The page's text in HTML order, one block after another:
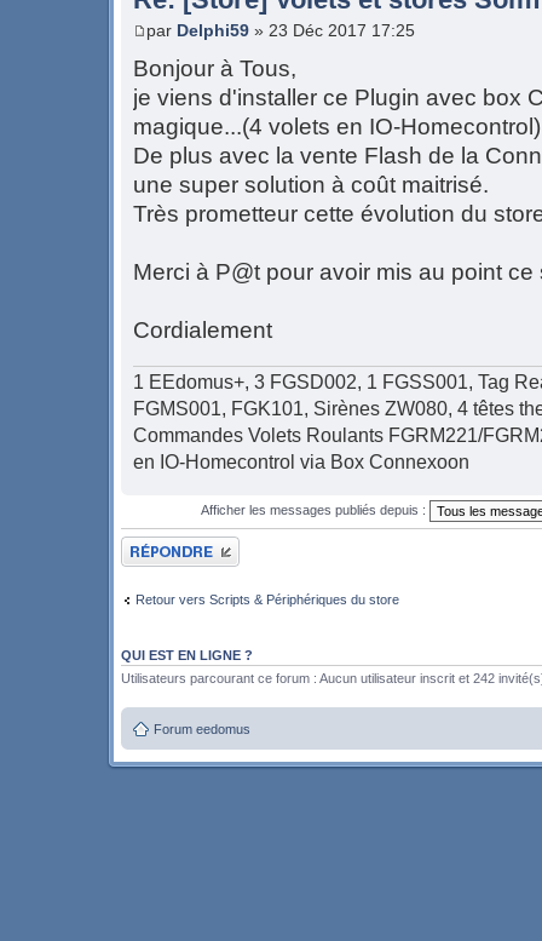
par Delphi59 » 23 Déc 2017 17:25
Bonjour à Tous,
je viens d'installer ce Plugin avec box
magique...(4 volets en IO-
De plus avec la vente Flash de la
une super solution à coût maitrisé.
Très prometteur cette évolution du
Merci à P@t pour avoir mis au point ce
Cordialement
1 EEdomus+, 3 FGSD002, 1 FGSS001, Tag
FGMS001, FGK101, Sirènes ZW080, 4 têtes
Commandes Volets Roulants FGRM221/
en IO-Homecontrol via Box Connexoon
Afficher les messages publiés depuis :
Publier une réponse
Retour vers Scripts & Périphériques du store
QUI EST EN LIGNE ?
Utilisateurs parcourant ce forum : Aucun utilisateur inscrit et 242
Forum eedomus